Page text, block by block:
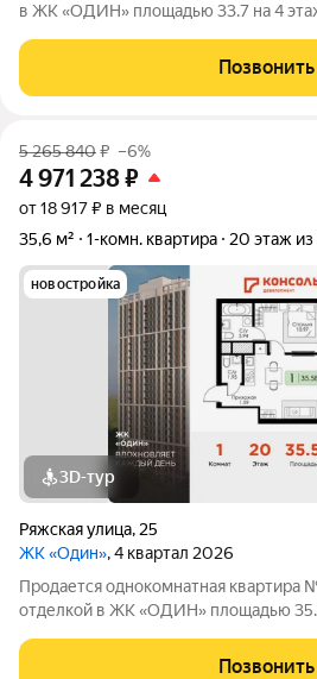
в ЖК «ОДИН» площадью 33.7 на 4
Позвонить
5 265 840₽ –6%
4 971 238₽
от 18 917 ₽ в месяц
35,6 м²
1-комн. квартира 20 этаж из
новостройка
3D-тур
Ряжская улица, 25
ЖК «Один», 4 квартал 2026
Продается однокомнатная квартира
отделкой в ЖК «ОДИН» площадью
Позвонить